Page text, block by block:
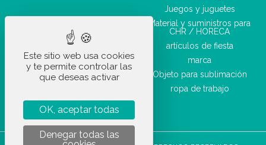
Juegos y juguetes
Material y suministros para
CHR / HORECA
artículos de fiesta
marca
Objeto para sublimación
ropa de trabajo
Este sitio web usa cookies
y te permite controlar las
que deseas activar
OK, aceptar todas
Denegar todas las